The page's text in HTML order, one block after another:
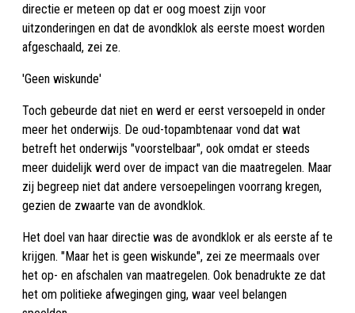
directie er meteen op dat er oog moest zijn voor
uitzonderingen en dat de avondklok als eerste moest worden
afgeschaald, zei ze.
'Geen wiskunde'
Toch gebeurde dat niet en werd er eerst versoepeld in onder
meer het onderwijs. De oud-topambtenaar vond dat wat
betreft het onderwijs "voorstelbaar", ook omdat er steeds
meer duidelijk werd over de impact van die maatregelen. Maar
zij begreep niet dat andere versoepelingen voorrang kregen,
gezien de zwaarte van de avondklok.
Het doel van haar directie was de avondklok er als eerste af te
krijgen. "Maar het is geen wiskunde", zei ze meermaals over
het op- en afschalen van maatregelen. Ook benadrukte ze dat
het om politieke afwegingen ging, waar veel belangen